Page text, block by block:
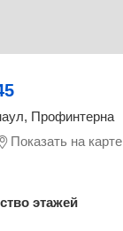
Профинтерна
Показать на карте
этажей